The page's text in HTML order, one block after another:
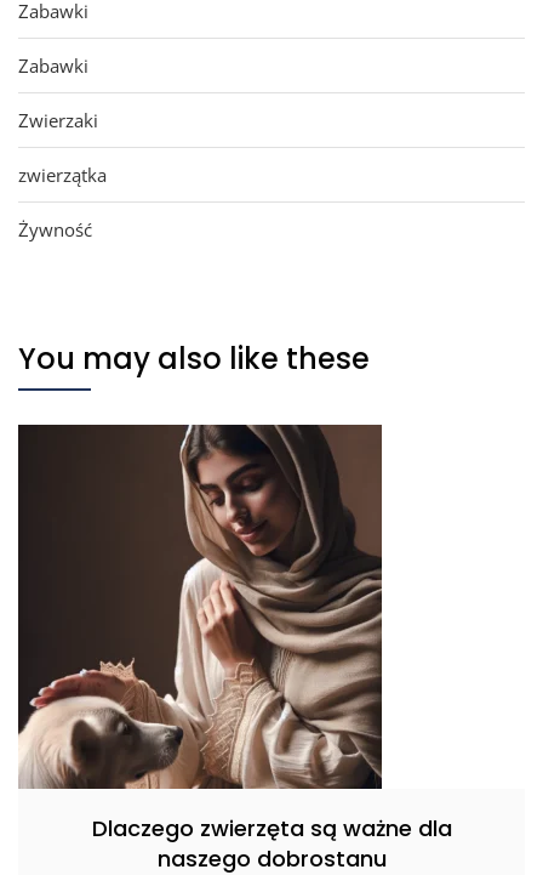
Zabawki
Zabawki
Zwierzaki
zwierzątka
Żywność
You may also like these
Dlaczego zwierzęta są ważne dla
naszego dobrostanu